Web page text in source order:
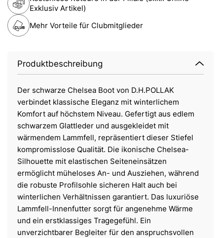
Exklusiv Artikel)
Mehr Vorteile für Clubmitglieder
Produktbeschreibung
Der schwarze Chelsea Boot von D.H.POLLAK
verbindet klassische Eleganz mit winterlichem
Komfort auf höchstem Niveau. Gefertigt aus edlem
schwarzem Glattleder und ausgekleidet mit
wärmendem Lammfell, repräsentiert dieser Stiefel
kompromisslose Qualität. Die ikonische Chelsea-
Silhouette mit elastischen Seiteneinsätzen
ermöglicht müheloses An- und Ausziehen, während
die robuste Profilsohle sicheren Halt auch bei
winterlichen Verhältnissen garantiert. Das luxuriöse
Lammfell-Innenfutter sorgt für angenehme Wärme
und ein erstklassiges Tragegefühl. Ein
unverzichtbarer Begleiter für den anspruchsvollen